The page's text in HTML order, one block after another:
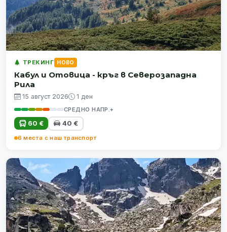
ТРЕКИНГ НОВО
Кабул и Отовица - кръг в Северозападна
Рила
15 август 2026 1 ден
СРЕДНО НАПР.+
60 € 40 €
6 места с наш транспорт